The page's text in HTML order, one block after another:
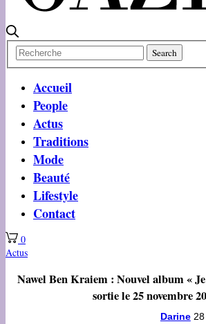
Accueil
People
Actus
Traditions
Mode
Beauté
Lifestyle
Contact
0
Actus
Nawel Ben Kraiem : Nouvel album «
sortie le 25 novembre
Darine